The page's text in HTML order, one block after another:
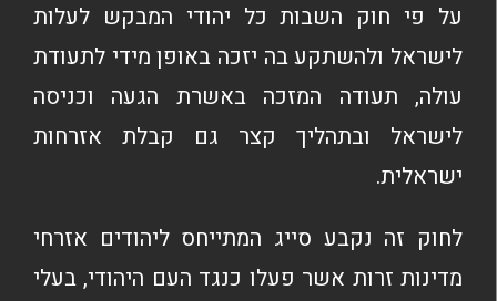
על פי חוק השבות כל יהודי המבקש לעלות
לישראל ולהשתקע בה יזכה באופן מידי לתעודת
עולה, תעודה המזכה באשרת הגעה וכניסה
לישראל ובתהליך קצר גם קבלת אזרחות
ישראלית.
לחוק זה נקבע סייג המתייחס ליהודים אזרחי
מדינות זרות אשר פעלו כנגד העם היהודי, בעלי